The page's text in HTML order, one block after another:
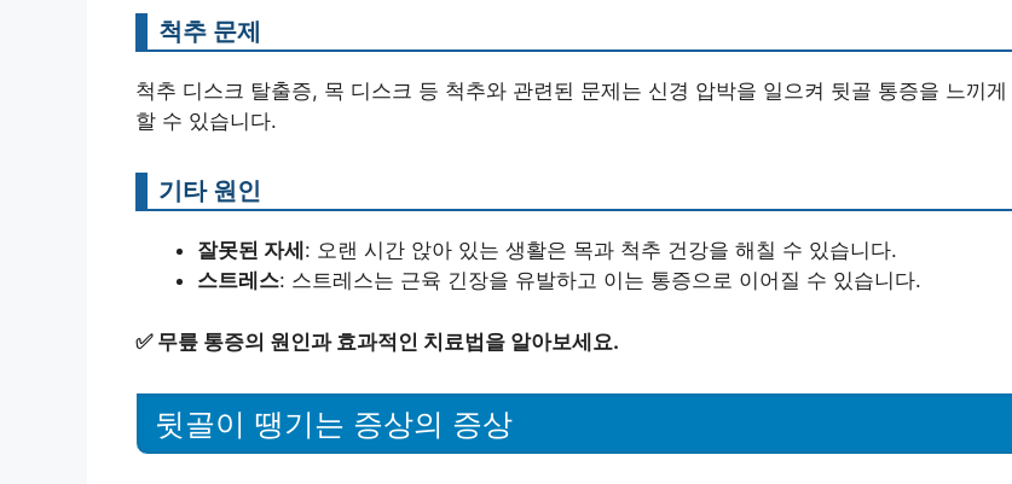
척추 문제
척추 디스크 탈출증, 목 디스크 등 척추와 관련된 문제는 신경 압박을 일으켜 뒷골 통증을 느끼게
할 수 있습니다.
기타 원인
잘못된 자세 : 오랜 시간 앉아 있는 생활은 목과 척추 건강을 해칠 수 있습니다.
스트레스: 스트레스는 근육 긴장을 유발하고 이는 통증으로 이어질 수 있습니다.
✅ 무릎 통증의 원인과 효과적인 치료법을 알아보세요.
뒷골이 땡기는 증상의 증상